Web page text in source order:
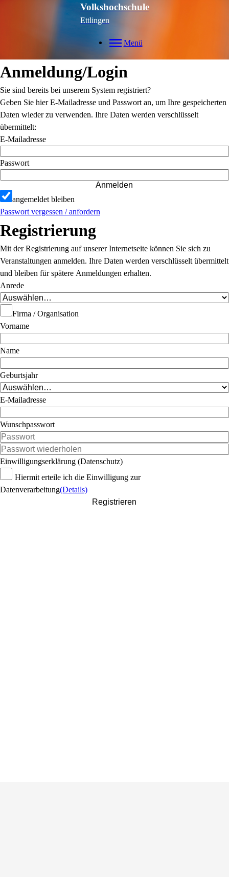
Volkshochschule
Ettlingen
Menü
Anmeldung/Login
Sie sind bereits bei unserem System registriert?
Geben Sie hier E-Mailadresse und Passwort an, um Ihre gespeicherten
Daten wieder zu verwenden. Ihre Daten werden verschlüsselt
übermittelt:
E-Mailadresse
Passwort
Anmelden
angemeldet bleiben
Passwort vergessen / anfordern
Registrierung
Mit der Registrierung auf unserer Internetseite können Sie sich zu
Veranstaltungen anmelden. Ihre Daten werden verschlüsselt übermittelt
und bleiben für spätere Anmeldungen erhalten.
Anrede
Firma / Organisation
Vorname
Name
Geburtsjahr
E-Mailadresse
Wunschpasswort
Einwilligungserklärung (Datenschutz)
Hiermit erteile ich die Einwilligung zur
Datenverarbeitung(Details)
Registrieren